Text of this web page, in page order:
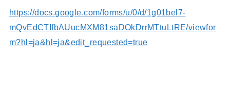
https://docs.google.com/forms/u/0/d/1g01bel7-
mQvEdCTIfbAUucMXM81saDOkDrrMTtuLtRE/viewfor
m?hl=ja&hl=ja&edit_requested=true